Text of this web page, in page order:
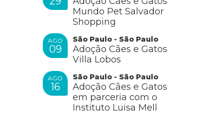
Mundo Pet Salvador
Shopping
AGO
09
São Paulo - São Paulo
Adoção Cães e Gatos
Villa Lobos
AGO
16
São Paulo - São Paulo
Adoção Cães e Gatos
em parceria com o
Instituto Luisa Mell